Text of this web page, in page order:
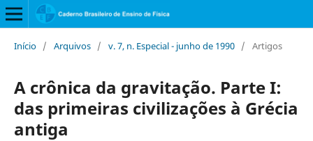
Início / Arquivos / v. 7, n. Especial - junho de 1990 / Artigos
A crônica da gravitação. Parte I:
das primeiras civilizações à Grécia
antiga